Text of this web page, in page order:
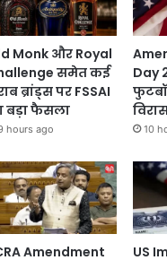
Monk और Royal
समेत कई
ब्रांड्स पर FSSAI
बड़ा फैसला
hours ago
Day
10
Amendment
US